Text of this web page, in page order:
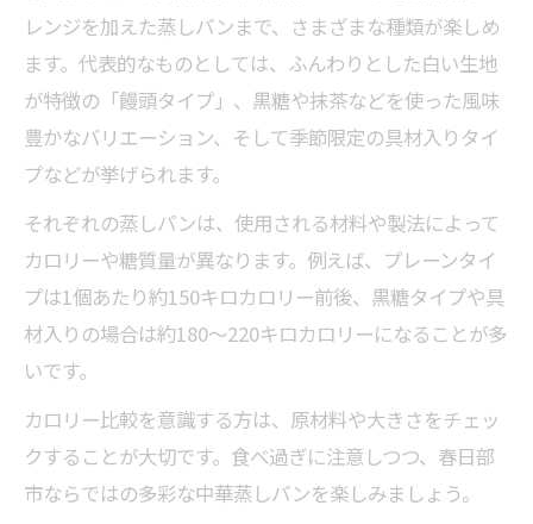
い一覧
春日部市で受け継がれる中華蒸しパンの歴
史
中華伝統の技が光る蒸しパンの魅力
蒸しパン好きなら知りたい中華の伝統要素
なぜ中華蒸しパンは幅広い世代に愛される
のか
蒸しパンのカロリー比較で賢く選ぶ方法
中華蒸しパン種類別カロリー・糖質比較表
ダイエット中でも楽しめる中華蒸しパンの
選択術
春日部市で賢く選ぶ中華蒸しパンのコツ
レンジを加えた蒸しパンまで、さまざまな種類が楽しめ
ます。代表的なものとしては、ふんわりとした白い生地
が特徴の「饅頭タイプ」、黒糖や抹茶などを使った風味
豊かなバリエーション、そして季節限定の具材入りタイ
プなどが挙げられます。
それぞれの蒸しパンは、使用される材料や製法によって
カロリーや糖質量が異なります。例えば、プレーンタイ
プは1個あたり約150キロカロリー前後、黒糖タイプや具
材入りの場合は約180〜220キロカロリーになることが多
いです。
カロリー比較を意識する方は、原材料や大きさをチェッ
クすることが大切です。食べ過ぎに注意しつつ、春日部
市ならではの多彩な中華蒸しパンを楽しみましょう。